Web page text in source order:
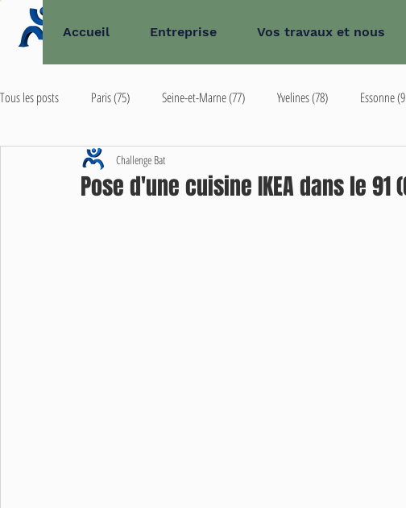
Accueil Entreprise Vos travaux et nous
Tous les posts Paris (75) Seine-et-Marne (77) Yvelines (78) Essonne
Val-de-Marne (94) Val-d'Oise (95)
Pose d'une cuisine IKEA dans le 91
Challenge Bat